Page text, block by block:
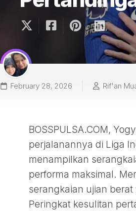
February 28, 2026 Rif'an
BOSSPULSA.COM,
perjalanannya di Liga
menampilkan
performa maksimal.
serangkaian ujian
Peringkat kesulitan